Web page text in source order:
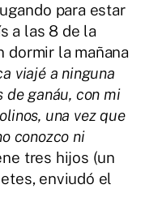
para estar
a las 8 de la
dormir la mañana
viajé a ninguna
de ganáu, con mi
una vez que
conozco ni
tres hijos (un
enviudó el